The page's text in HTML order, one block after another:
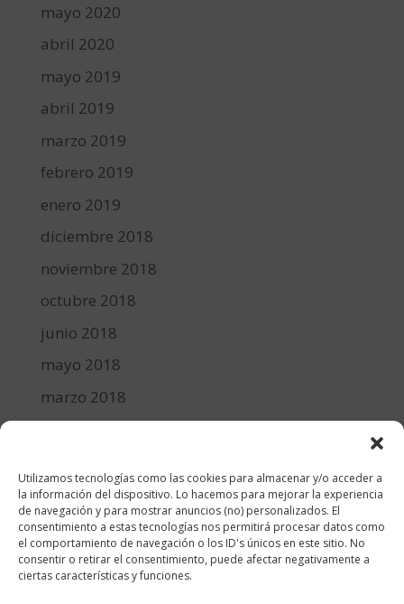
Utilizamos tecnologías como las cookies para almacenar y/o acceder a
la información del dispositivo. Lo hacemos para mejorar la experiencia
de navegación y para mostrar anuncios (no) personalizados. El
consentimiento a estas tecnologías nos permitirá procesar datos como
el comportamiento de navegación o los ID's únicos en este sitio. No
consentir o retirar el consentimiento, puede afectar negativamente a
ciertas características y funciones.
mayo 2020
abril 2020
mayo 2019
abril 2019
marzo 2019
febrero 2019
enero 2019
diciembre 2018
noviembre 2018
octubre 2018
junio 2018
mayo 2018
marzo 2018
diciembre 2017
Categorías
cocina y recetas